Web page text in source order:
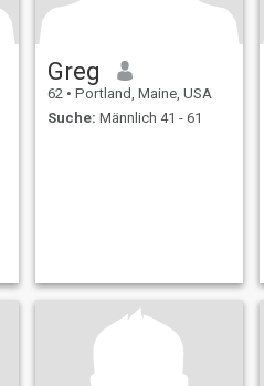
Greg
62 • Portland, Maine, USA
Suche: Männlich 41 - 61